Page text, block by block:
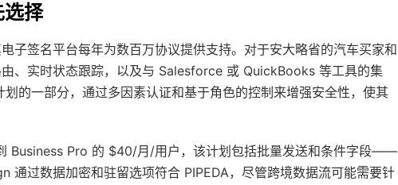
择
子签名平台每年为数百万协议提供支持。对于安大略省的汽车买家和
、实时状态跟踪，以及与 Salesforce 或 QuickBooks 等工具的集
的一部分，通过多因素认证和基于角色的控制来增强安全性，使其
Business Pro 的 $40/月/用户，该计划包括批量发送和条件字段——
通过数据加密和驻留选项符合 PIPEDA，尽管跨境数据流可能需要针